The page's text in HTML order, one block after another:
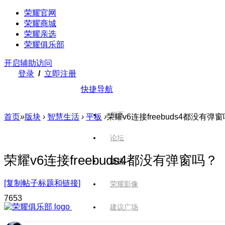
荣耀官网
荣耀商城
荣耀亲选
荣耀俱乐部
开启辅助访问
登录 / 立即注册
快捷导航
首页
论坛
版块
荣耀影像
建议广场
首页»版块 › 智慧生活 › 平板 ›荣耀v6连接freebuds4都没有弹窗
荣耀v6连接freebuds4都没有弹窗吗？
[复制帖子标题和链接]
7653